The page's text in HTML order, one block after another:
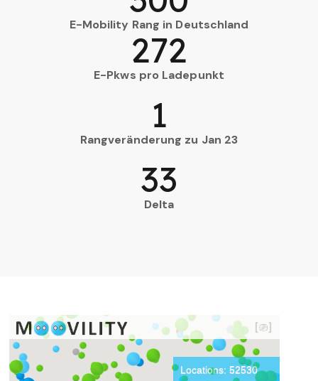
E-Mobility Rang in Deutschland
E-Pkws pro Ladepunkt
272
Rangveränderung zu Jan 23
1
Delta
33